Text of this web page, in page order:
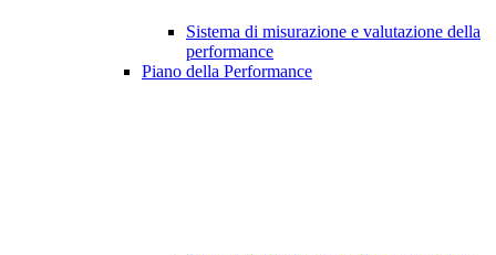
Sistema di misurazione e valutazione della
performance
Piano della Performance